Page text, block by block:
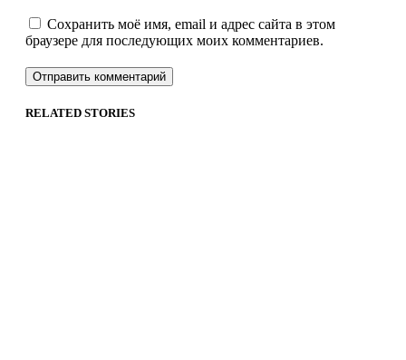
Сохранить моё имя, email и адрес сайта в этом
браузере для последующих моих комментариев.
RELATED STORIES